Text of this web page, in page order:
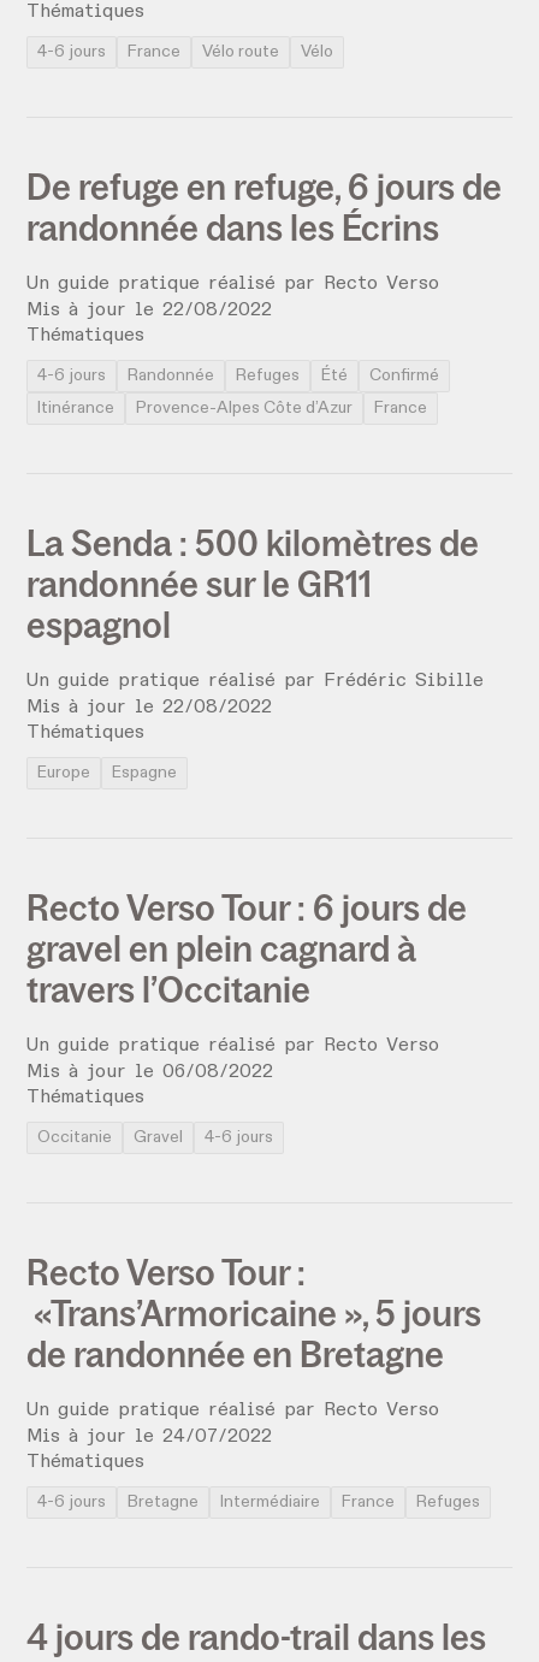
Thématiques
4-6 jours France Vélo route Vélo
De refuge en refuge, 6 jours de
randonnée dans les Écrins
Un guide pratique réalisé par
Recto Verso
Mis à jour le22/08/2022
Thématiques
4-6 jours Randonnée Refuges Été
Confirmé
Itinérance
Provence-Alpes Côte d’Azur France
La Senda : 500 kilomètres de
randonnée sur le GR11
espagnol
Un guide pratique réalisé par
Frédéric Sibille
Mis à jour le22/08/2022
Thématiques
Europe Espagne
Recto Verso Tour : 6 jours de
gravel en plein cagnard à
travers l’Occitanie
Un guide pratique réalisé par
Recto Verso
Mis à jour le06/08/2022
Thématiques
Occitanie Gravel 4-6 jours
Recto Verso Tour :
«Trans’Armoricaine », 5 jours
de randonnée en Bretagne
Un guide pratique réalisé par
Recto Verso
Mis à jour le24/07/2022
Thématiques
4-6 jours Bretagne Intermédiaire France Refuges
4 jours de rando-trail dans les